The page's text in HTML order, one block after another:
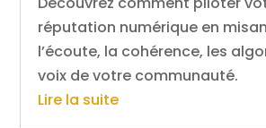
réputation numérique en
l’écoute, la cohérence, les
voix de votre communauté.
Lire la suite